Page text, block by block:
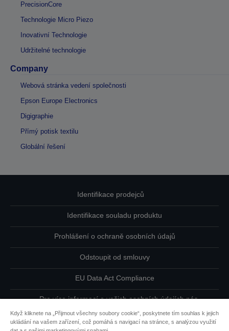
PrecisionCore
Technologie Micro Piezo
Inovativní Technologie
Udržitelné technologie
Company
Webová stránka vedení společnosti
Epson Europe Electronics
Digigraphie
Přímý potisk textilu
Globální řešení
Identifikace prodejců
Identifikace souladu produktu
Prohlášení o ochraně osobních údajů
Odstoupit od smlouvy
EU Data Act Compliance
Pro více informací o vašich osobních údajích nás
Když kliknete na „Přijmout všechny soubory cookie“, poskytnete tím souhlas k jejich
ukládání na vašem zařízení, což pomáhá s navigací na stránce, s analýzou využití